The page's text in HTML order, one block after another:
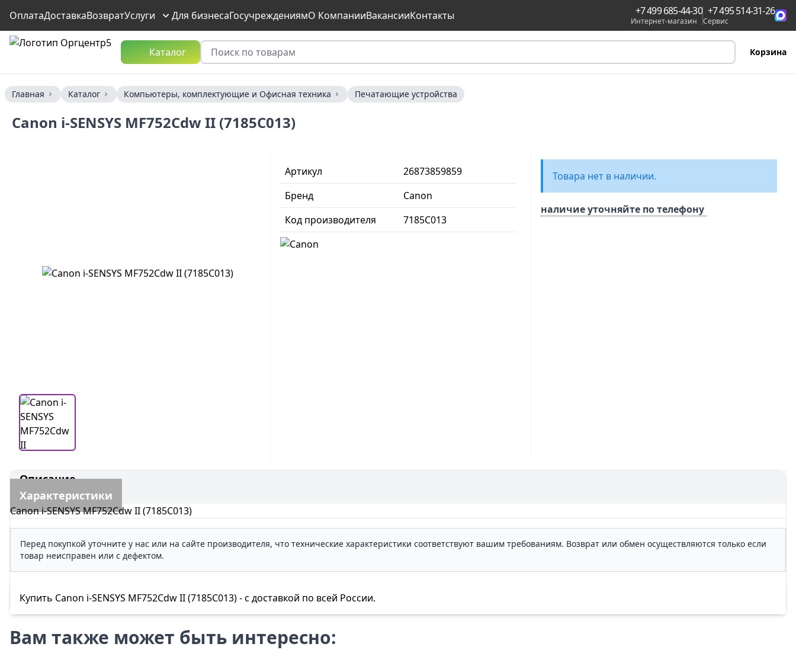
ОплатаДоставкаВозвратУслуги Для бизнесаГосучреждениямО КомпанииВакансииКонтакты +7 499 685-44-30
Интернет-магазин
+7 495 514-31-26
Сервис
Каталог Корзина
Главная Каталог Компьютеры, комплектующие и Офисная техника Печатающие устройства
Canon i-SENSYS MF752Cdw II (7185C013)
Артикул
26873859859
Бренд
Canon
Код производителя
7185C013
Товара нет в наличии.
наличие уточняйте по телефону
Описание
Характеристики
Canon i-SENSYS MF752Cdw II (7185C013)
Перед покупкой уточните у нас или на сайте производителя, что технические характеристики соответствуют вашим требованиям. Возврат или обмен осуществляются только если
товар неисправен или с дефектом.
Купить Canon i-SENSYS MF752Cdw II (7185C013) - с доставкой по всей России.
Вам также может быть интересно: